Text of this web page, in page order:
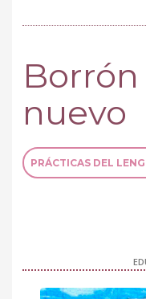
nuevo
PRÁCTICAS DEL